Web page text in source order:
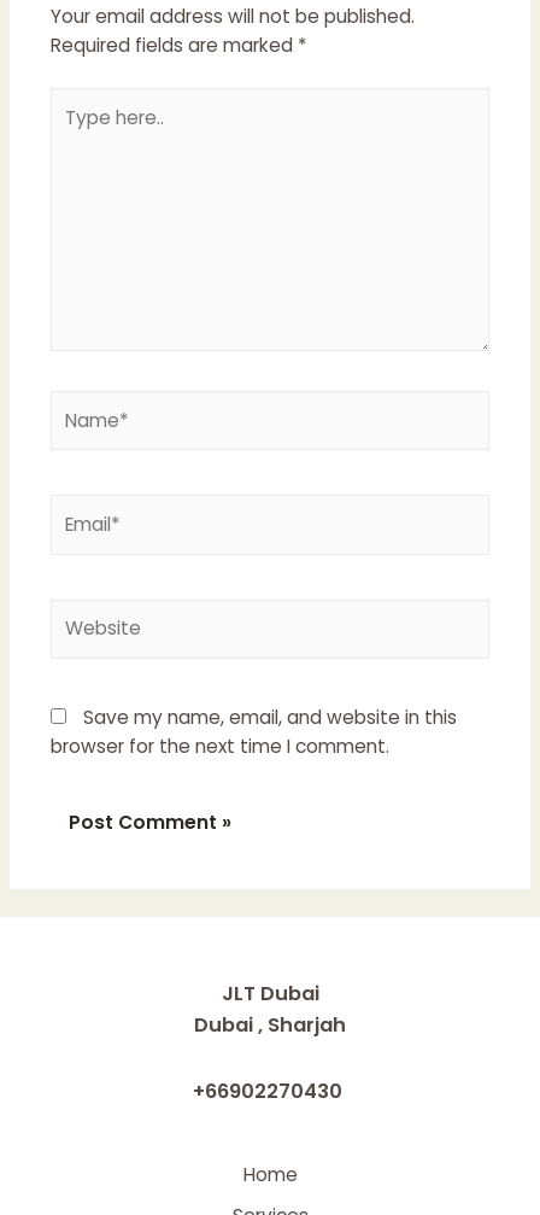
Your email address will not be published.
Required fields are marked *
here..
Save my name, email, and website in this
browser for the next time I comment.
JLT Dubai
Dubai , Sharjah
+66902270430
Home